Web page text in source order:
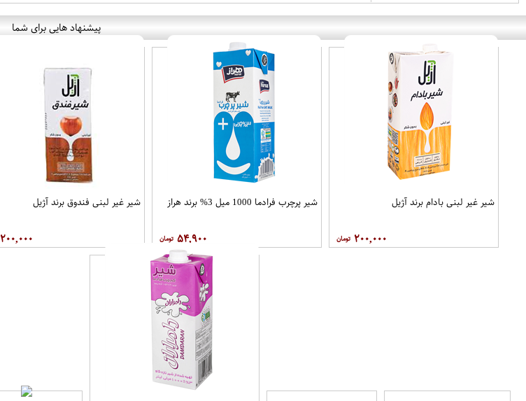
پیشنهاد هایی برای شما
شیر غیر لبنی بادام برند آژیل
۲۰۰,۰۰۰
شیر پرچرب فرادما 1000 میل 3% برند هراز
۵۴,۹۰۰
شیر غیر لبنی فندوق برند آژیل
۲۰۰,۰۰۰